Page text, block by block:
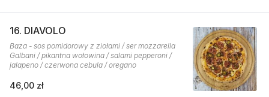
16. DIAVOLO
Baza - sos pomidorowy z ziołami / ser mozzarella
Galbani / pikantna wołowina / salami pepperoni /
jalapeno / czerwona cebula / oregano
46,00 zł